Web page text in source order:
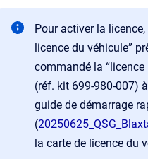
Pour activer la
licence du véhicule”
commandé la
(réf. kit 699-980-007)
guide de démarrage
(
la carte de licence du